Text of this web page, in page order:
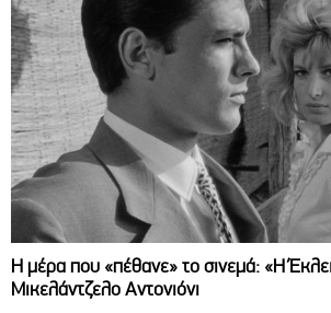
Η μέρα που «πέθανε» το σινεμά: «Η
Μικελάντζελο Αντονιόνι